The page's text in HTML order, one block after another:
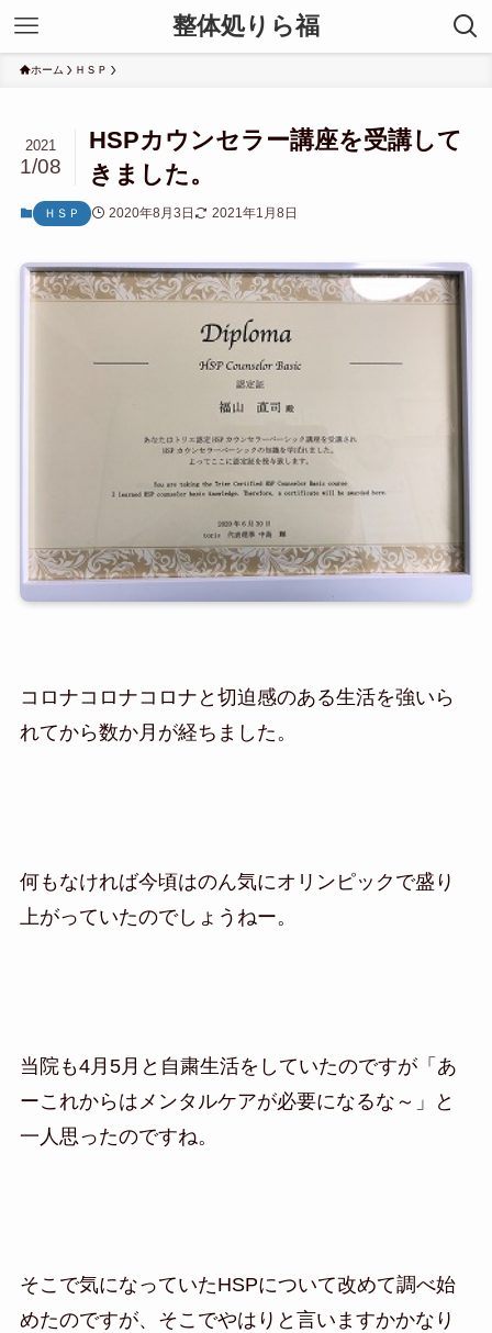
整体処りら福
ホーム ＨＳＰ
HSPカウンセラー講座を受講して
きました。
2021
1/08
ＨＳＰ 2020年8月3日 2021年1月8日
コロナコロナコロナと切迫感のある生活を強いら
れてから数か月が経ちました。
何もなければ今頃はのん気にオリンピックで盛り
上がっていたのでしょうねー。
当院も4月5月と自粛生活をしていたのですが「あ
ーこれからはメンタルケアが必要になるな～」と
一人思ったのですね。
そこで気になっていたHSPについて改めて調べ始
めたのですが、そこでやはりと言いますかかなり